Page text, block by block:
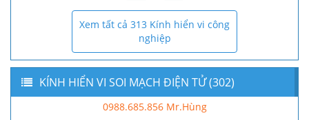
Xem tất cả 313 Kính hiển vi công
nghiệp
KÍNH HIỂN VI SOI MẠCH ĐIỆN TỬ (302)
0988.685.856 Mr.Hùng